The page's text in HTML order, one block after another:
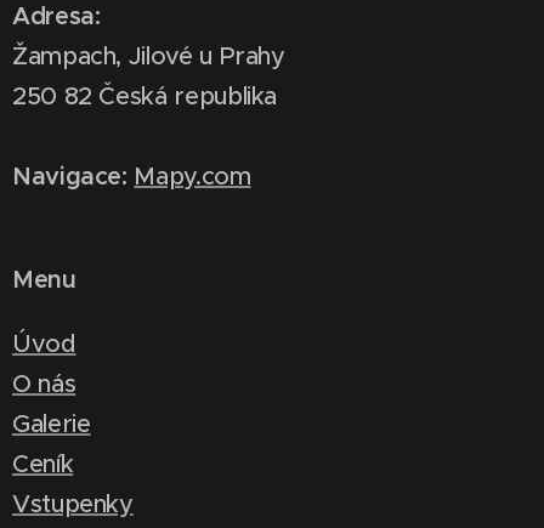
Adresa:
Žampach, Jilové u Prahy
250 82 Česká republika
Navigace: Mapy.com
Menu
Úvod
O nás
Galerie
Ceník
Vstupenky